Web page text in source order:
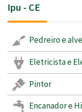
Ipu - CE
Pedreiro e
Eletricista e
Pintor
Encanador e